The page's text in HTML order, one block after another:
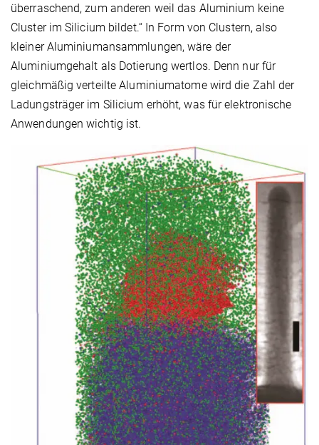
überraschend, zum anderen weil das Aluminium keine
Cluster im Silicium bildet.“ In Form von Clustern, also
kleiner Aluminiumansammlungen, wäre der
Aluminiumgehalt als Dotierung wertlos. Denn nur für
gleichmäßig verteilte Aluminiumatome wird die Zahl der
Ladungsträger im Silicium erhöht, was für elektronische
Anwendungen wichtig ist.